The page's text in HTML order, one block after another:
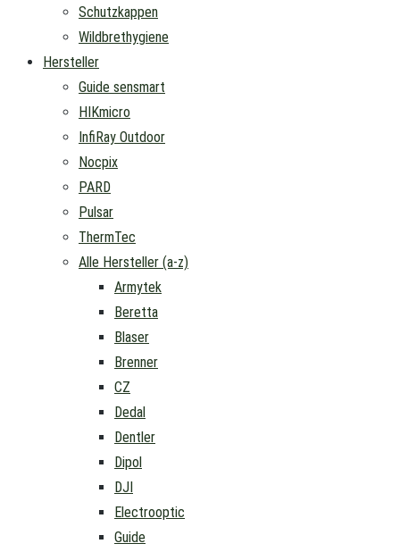
Schutzkappen
Wildbrethygiene
Hersteller
Guide sensmart
HIKmicro
InfiRay Outdoor
Nocpix
PARD
Pulsar
ThermTec
Alle Hersteller (a-z)
Armytek
Beretta
Blaser
Brenner
CZ
Dedal
Dentler
Dipol
DJI
Electrooptic
Guide